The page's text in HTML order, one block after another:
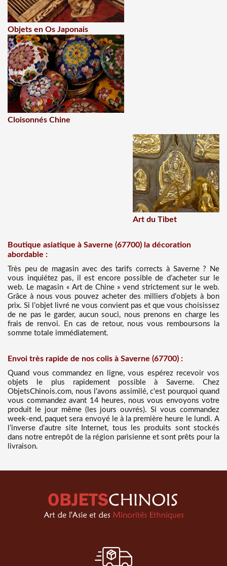
Objets en Os Japonais
Cloisonnés Chine
Art du Tibet
Boutique asiatique à Saverne (67700) la décoration
abordable :
Très peu de magasin avec des tarifs corrects à Saverne ? Ne
vous inquiétez pas, il est encore possible de d’acheter sur le
web. Le magasin « Art de Chine » vend strictement sur le web.
Grâce à nous vous pouvez acheter des milliers d’objets à bon
prix. Si l’objet livré ne vous convient pas et que vous choisissez
de ne pas le garder, aucun souci, nous prenons en charge les
frais de renvoi. En cas de retour, nous vous remboursons la
somme totale immédiatement.
Envoi très rapide de nos colis à Saverne (67700) :
Quand vous commandez en ligne, vous espérez recevoir vos
objets le plus rapidement possible à Saverne. Chez
ObjetsChinois.com, nous l'avons assimilé, c'est pourquoi quand
vous commandez avant 14 heures, nous vous envoyons votre
produit le jour même (les jours ouvrés). Si vous commandez
week-end, paquet sera envoyé le à la première heure le lundi. A
l’inverse d’autre site Internet, tous les produits sont stockés
dans notre entrepôt de la région parisienne et sont prêts pour la
livraison.